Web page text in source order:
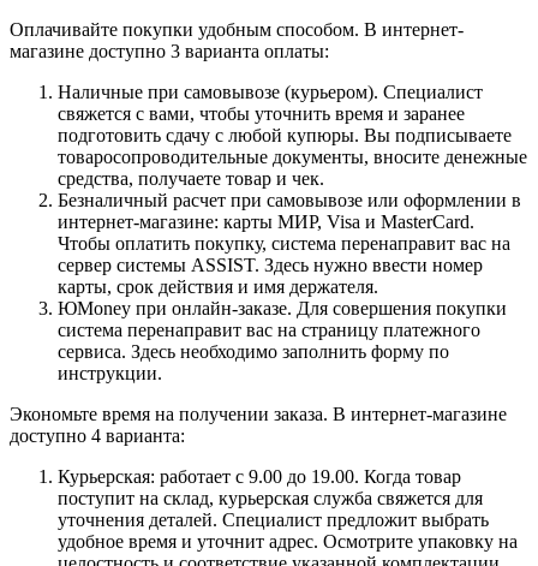
Оплачивайте покупки удобным способом. В интернет-
магазине доступно 3 варианта оплаты:
Наличные при самовывозе (курьером). Специалист
свяжется с вами, чтобы уточнить время и заранее
подготовить сдачу с любой купюры. Вы подписываете
товаросопроводительные документы, вносите денежные
средства, получаете товар и чек.
Безналичный расчет при самовывозе или оформлении в
интернет-магазине: карты МИР, Visa и MasterCard.
Чтобы оплатить покупку, система перенаправит вас на
сервер системы ASSIST. Здесь нужно ввести номер
карты, срок действия и имя держателя.
ЮMoney при онлайн-заказе. Для совершения покупки
система перенаправит вас на страницу платежного
сервиса. Здесь необходимо заполнить форму по
инструкции.
Экономьте время на получении заказа. В интернет-магазине
доступно 4 варианта:
Курьерская: работает с 9.00 до 19.00. Когда товар
поступит на склад, курьерская служба свяжется для
уточнения деталей. Специалист предложит выбрать
удобное время и уточнит адрес. Осмотрите упаковку на